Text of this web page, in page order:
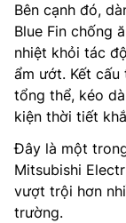
Bên cạnh đó,
Blue Fin chống
nhiệt khỏi tác
ẩm ướt. Kết
tổng thể, kéo
kiện thời tiết
Đây là một
Mitsubishi
vượt trội hơn
trường.